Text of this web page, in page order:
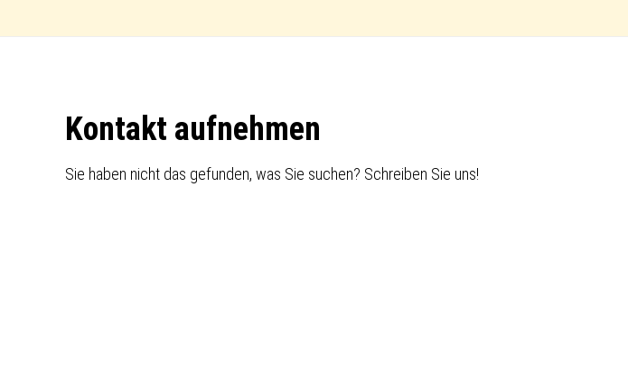
FooterKontakt aufnehmen
Sie haben nicht das gefunden, was Sie suchen? Schreiben Sie uns!